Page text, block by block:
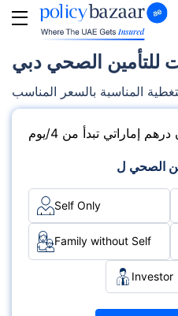
للتأمين الصحي دبي
إماراتي تبدأ من 4/يوم
الصحي ل
Self Only
Family without Self
Investor